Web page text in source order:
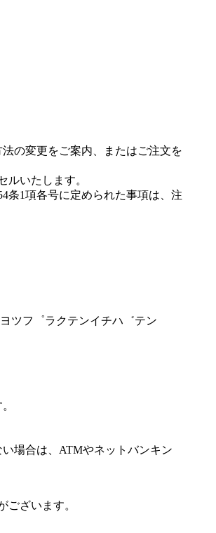
の変更をご案内、またはご注文を
いたします。
条1項各号に定められた事項は、注
ツフ゜ラクテンイチハ゛テン
場合は、ATMやネットバンキン
ざいます。